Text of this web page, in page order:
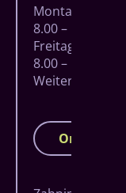
werden
Gerüstes
Montag –
8.00 – 18.00 Uhr
Freitag
8.00 – 15.00 Uhr
Weitere
Online-